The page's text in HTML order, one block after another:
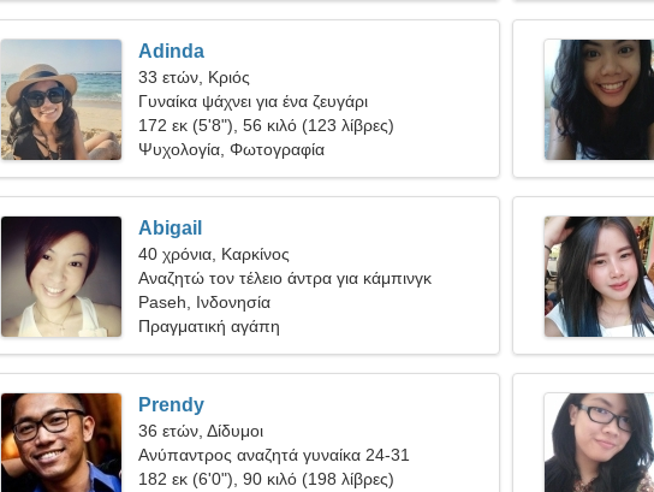
Adinda
33 ετών, Κριός
Γυναίκα ψάχνει για ένα ζευγάρι
172 εκ (5'8"), 56 κιλό (123 λίβρες)
Ψυχολογία, Φωτογραφία
Abigail
40 χρόνια, Καρκίνος
Αναζητώ τον τέλειο άντρα για κάμπινγκ
Paseh, Ινδονησία
Πραγματική αγάπη
Prendy
36 ετών, Δίδυμοι
Ανύπαντρος αναζητά γυναίκα 24-31
182 εκ (6'0"), 90 κιλό (198 λίβρες)